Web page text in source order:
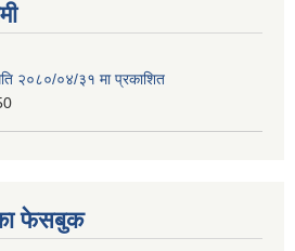
२०८०/०४/३१ मा प्रकाशित
फेसबुक